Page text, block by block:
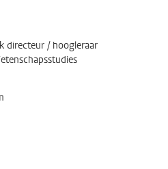
directeur / hoogleraar